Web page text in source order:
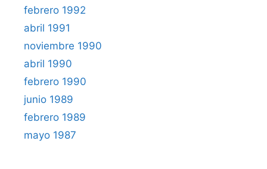
febrero 1992
abril 1991
noviembre 1990
abril 1990
febrero 1990
junio 1989
febrero 1989
mayo 1987